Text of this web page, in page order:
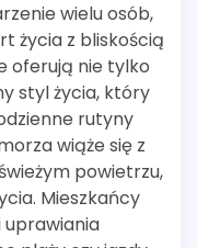
wielu osób,
życia z bliskością
oferują nie tylko
styl życia, który
rutyny
wiąże się z
powietrzu,
Mieszkańcy
uprawiania